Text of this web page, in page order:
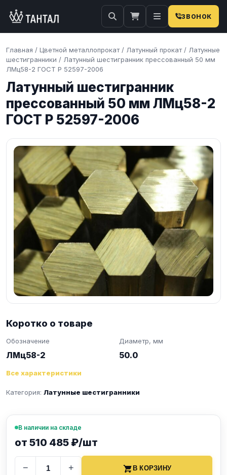
ЗВОНОК
Главная / Цветной металлопрокат / Латунный прокат / Латунные
шестигранники / Латунный шестигранник прессованный 50 мм
ЛМц58-2 ГОСТ Р 52597-2006
Латунный шестигранник
прессованный 50 мм ЛМц58-2
ГОСТ Р 52597-2006
Коротко о товаре
Обозначение
ЛМц58-2
Диаметр, мм
50.0
Все характеристики
Категория: Латунные шестигранники
В наличии на складе
от 510 485 ₽/шт
− + В КОРЗИНУ